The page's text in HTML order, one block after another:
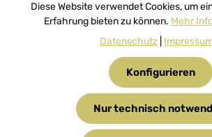
Diese Website verwendet Cookies, um
Erfahrung bieten zu können. Mehr
Datenschutz|
Nur technisch
Konfigurieren